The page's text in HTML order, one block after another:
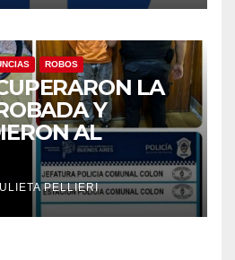
ROBOS
LA
Y
AL
PELLIERI